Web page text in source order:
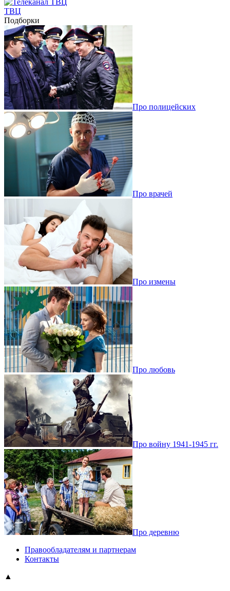
ТВЦ
Подборки
Про полицейских
Про врачей
Про измены
Про любовь
Про войну 1941-1945 гг.
Про деревню
Правообладателям и партнерам
Контакты
▲